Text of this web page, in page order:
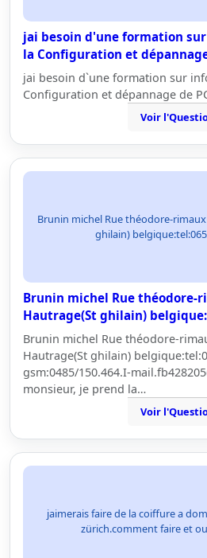
jai besoin d'une formation
la Configuration et
jai besoin d`une formation sur
Configuration et dépannage de
Voir
Brunin michel Rue théodore-
ghilain)
Brunin michel Rue théodore-
Hautrage(St ghilain)
Brunin michel Rue théodore-
Hautrage(St ghilain)
gsm:0485/150.464.I-
monsieur, je prend la…
Voir
jaimerais faire de la coiffure a
zürich.comment faire et